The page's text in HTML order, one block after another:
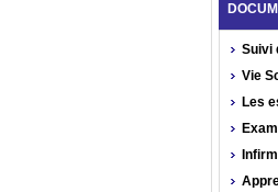
Suivi
Vie
Les